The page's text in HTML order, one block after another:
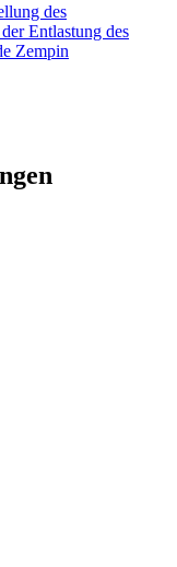
des
Entlastung des
Zempin